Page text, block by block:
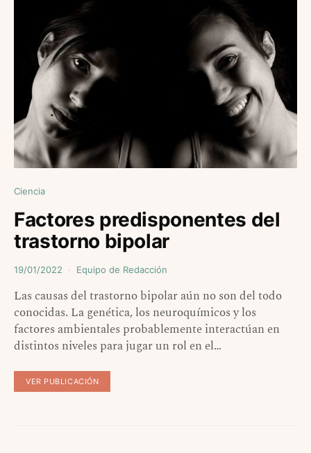
Ciencia
Factores predisponentes del
trastorno bipolar
19/01/2022 Equipo de Redacción
Las causas del trastorno bipolar aún no son del todo
conocidas. La genética, los neuroquímicos y los
factores ambientales probablemente interactúan en
distintos niveles para jugar un rol en el…
VER PUBLICACIÓN